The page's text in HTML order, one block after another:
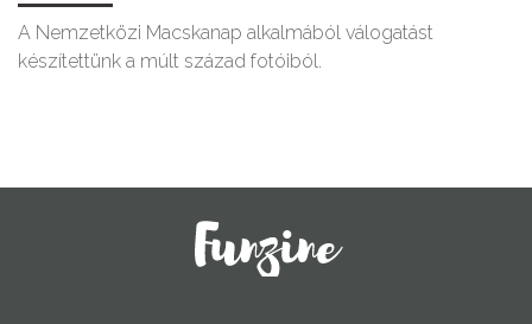
A Nemzetközi Macskanap alkalmából válogatást
készítettünk a múlt század fotóiból.